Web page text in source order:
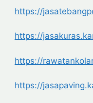
https://
https://
https://
https://